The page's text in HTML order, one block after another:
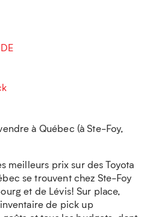
à Québec (à Ste-Foy,
meilleurs prix sur des Toyota
se trouvent chez Ste-Foy
et de Lévis! Sur place,
de pick up